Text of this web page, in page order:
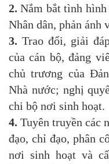
2. Nắm bắt tình
Nhân dân, phản ánh
3. Trao đổi, giải
của cán bộ, đảng
chủ trương của
Nhà nước; nghị
chi bộ nơi sinh hoạt.
4. Tuyên truyền các
đạo, chỉ đạo, phân
nơi sinh hoạt và